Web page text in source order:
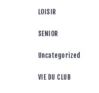
LOISIR
SENIOR
Uncategorized
VIE DU CLUB